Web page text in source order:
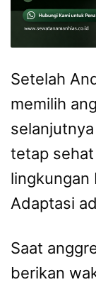
Setelah
memilih
tetap
lingkungan
Adaptasi
Saat
berikan